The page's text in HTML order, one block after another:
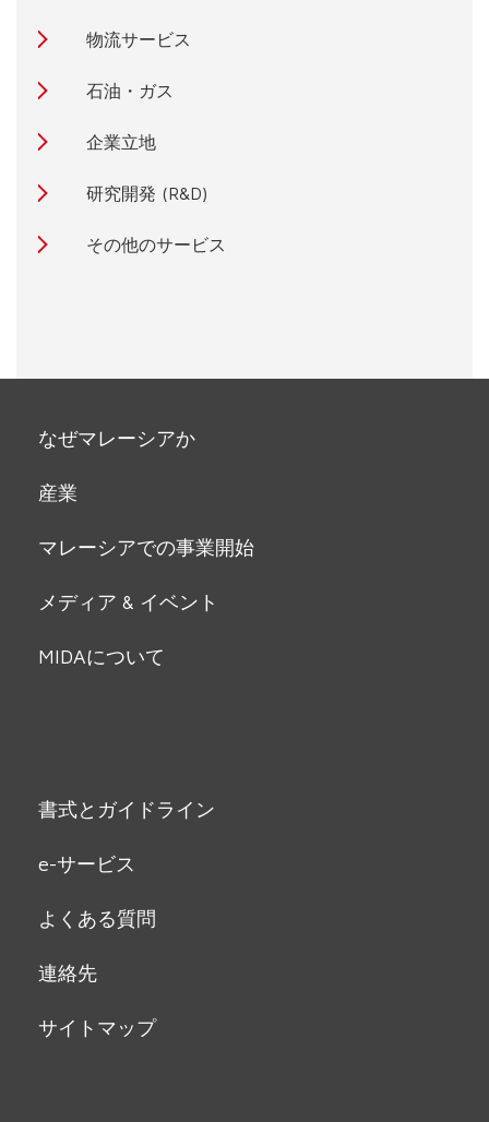
物流サービス
石油・ガス
企業立地
研究開発 (R&D)
その他のサービス
なぜマレーシアか
産業
マレーシアでの事業開始
メディア & イベント
MIDAについて
書式とガイドライン
e-サービス
よくある質問
連絡先
サイトマップ